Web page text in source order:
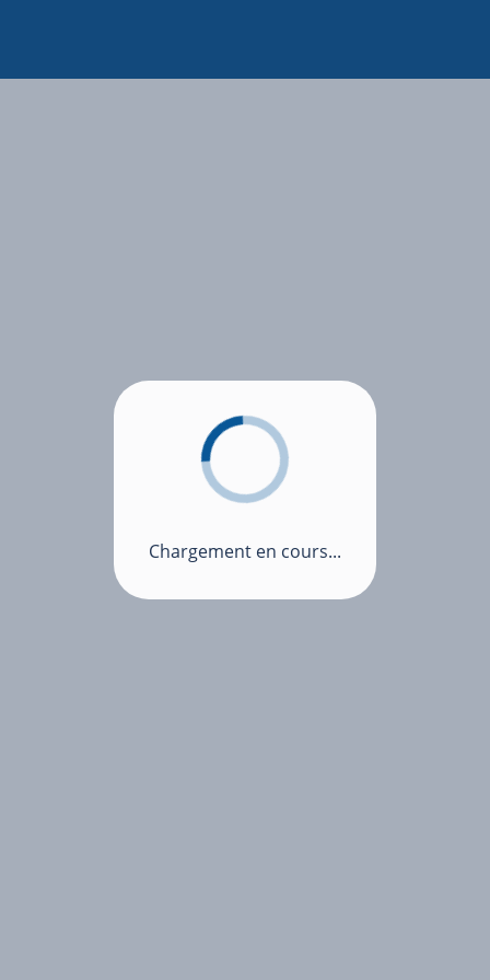
Chargement en cours...